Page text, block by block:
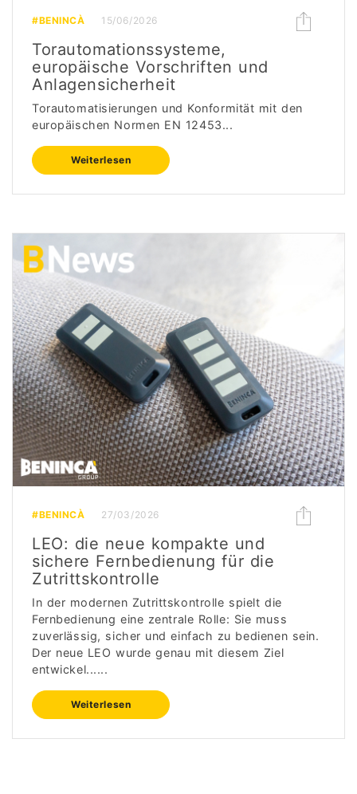
#BENINCÀ 15/06/2026
Torautomationssysteme,
europäische Vorschriften und
Anlagensicherheit
Torautomatisierungen und Konformität mit den
europäischen Normen EN 12453...
Weiterlesen
#BENINCÀ 27/03/2026
LEO: die neue kompakte und
sichere Fernbedienung für die
Zutrittskontrolle
In der modernen Zutrittskontrolle spielt die
Fernbedienung eine zentrale Rolle: Sie muss
zuverlässig, sicher und einfach zu bedienen sein.
Der neue LEO wurde genau mit diesem Ziel
entwickel......
Weiterlesen